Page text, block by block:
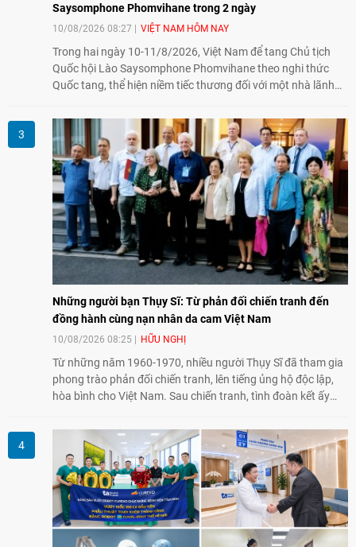
Saysomphone Phomvihane trong 2 ngày
10/08/2026 08:27 VIỆT NAM HÔM NAY
Trong hai ngày 10-11/8/2026, Việt Nam để tang Chủ tịch
Quốc hội Lào Saysomphone Phomvihane theo nghi thức
Quốc tang, thể hiện niềm tiếc thương đối với một nhà lãnh
nghị vĩ đại, đoàn kết đặc biệt Việt Nam - Lào.
Những người bạn Thụy Sĩ: Từ phản đối chiến tranh đến
đồng hành cùng nạn nhân da cam Việt Nam
10/08/2026 08:25 HỮU NGHỊ
Từ những năm 1960-1970, nhiều người Thụy Sĩ đã tham gia
phong trào phản đối chiến tranh, lên tiếng ủng hộ độc lập,
hòa bình cho Việt Nam. Sau chiến tranh, tình đoàn kết ấy
đồng hành với những người còn chịu hậu quả chiến tranh,
trong đó có các nạn nhân chất độc da cam/dioxin.